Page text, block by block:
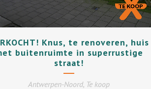
Knus, te renoveren, huis
buitenruimte in superrustige
straat!
Antwerpen-Noord, Te koop